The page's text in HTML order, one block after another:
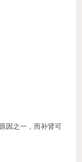
因之一，而补肾可